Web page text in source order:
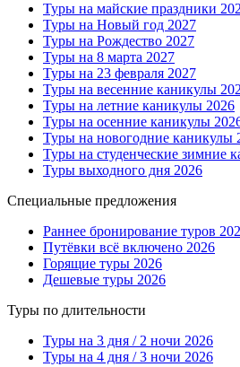
Туры на майские праздники
Туры на Новый год 2027
Туры на Рождество 2027
Туры на 8 марта 2027
Туры на 23 февраля 2027
Туры на весенние каникулы
Туры на летние каникулы 2026
Туры на осенние каникулы
Туры на новогодние каникулы
Туры на студенческие зимние
Туры выходного дня 2026
Специальные предложения
Раннее бронирование туров
Путёвки всё включено 2026
Горящие туры 2026
Дешевые туры 2026
Туры по длительности
Туры на 3 дня / 2 ночи 2026
Туры на 4 дня / 3 ночи 2026